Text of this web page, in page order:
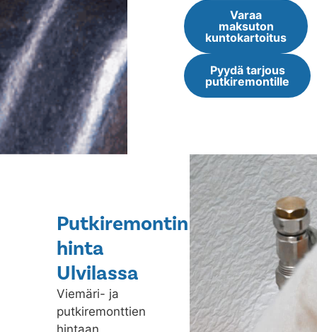
Varaa
maksuton
kuntokartoitus
Pyydä tarjous
putkiremontille
Putkiremontin
hinta
Ulvilassa
Viemäri- ja
putkiremonttien